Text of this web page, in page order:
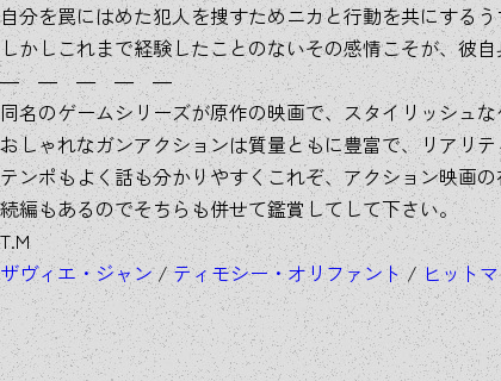
自分を罠にはめた犯人を捜すためニカと行動を共にする
しかしこれまで経験したことのないその感情こそが、彼
― ― ― ― ―
同名のゲームシリーズが原作の映画で、スタイリッシュ
おしゃれなガンアクションは質量ともに豊富で、リアリ
テンポもよく話も分かりやすくこれぞ、アクション映画
続編もあるのでそちらも併せて鑑賞してして下さい。
T.M
ザヴィエ・ジャン/ティモシー・オリファント/ヒット